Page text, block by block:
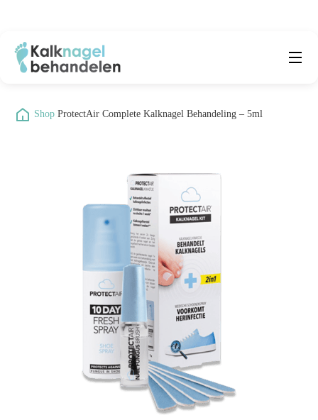
Natuurlijke middelen
Kom van je kalknagels af
Shop ProtectAir Complete Kalknagel Behandeling – 5ml